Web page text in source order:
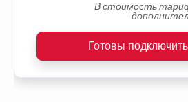
В стоимость
Готовы подключить